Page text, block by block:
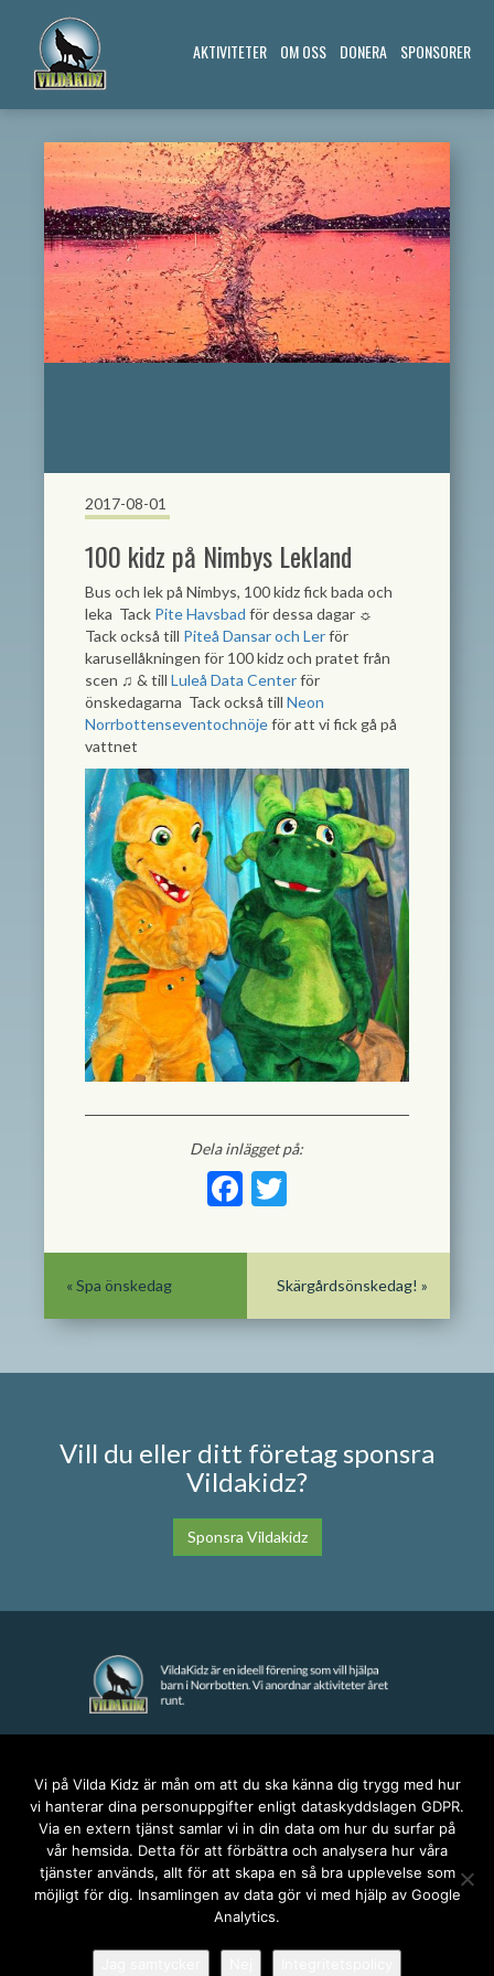
AKTIVITETER OM OSS DONERA SPONSORER
2017-08-01
100 kidz på Nimbys Lekland
Bus och lek på Nimbys, 100 kidz fick bada och
leka Tack Pite Havsbad för dessa dagar ☼
Tack också till Piteå Dansar och Lerför
karusellåkningen för 100 kidz och pratet från
scen ♫ & till Luleå Data Centerför
önskedagarna Tack också till Neon
Norrbottenseventochnöjeför att vi fick gå på
vattnet
Dela inlägget på:
Facebook
Twitter
Skärgårdsönskedag! »
« Spa önskedag
Vill du eller ditt företag sponsra
Vildakidz?
Sponsra Vildakidz
anna@vildakidz.se
076-7755068
Integritetspolicy
SOCIALA MEDIER
Vi på Vilda Kidz är mån om att du ska känna dig trygg med hur
vi hanterar dina personuppgifter enligt dataskyddslagen GDPR.
Via en extern tjänst samlar vi in din data om hur du surfar på
vår hemsida. Detta för att förbättra och analysera hur våra
tjänster används, allt för att skapa en så bra upplevelse som
möjligt för dig. Insamlingen av data gör vi med hjälp av Google
Analytics.